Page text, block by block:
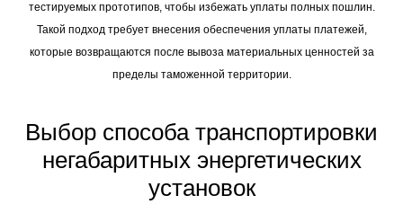
тестируемых прототипов, чтобы избежать уплаты полных пошлин.
Такой подход требует внесения обеспечения уплаты платежей,
которые возвращаются после вывоза материальных ценностей за
пределы таможенной территории.
Выбор способа транспортировки
негабаритных энергетических
установок